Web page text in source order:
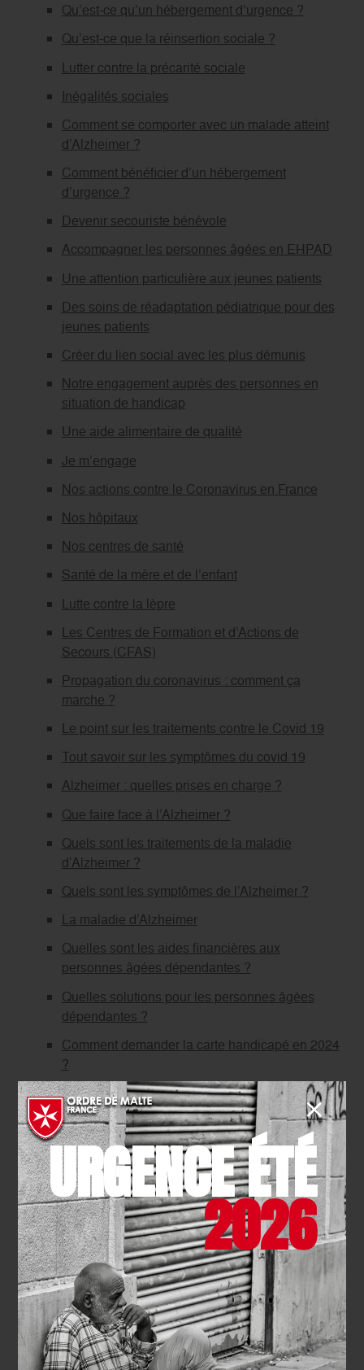
Qu’est-ce qu’un hébergement d’urgence ?
Qu’est-ce que la réinsertion sociale ?
Lutter contre la précarité sociale
Inégalités sociales
Comment se comporter avec un malade atteint
d’Alzheimer ?
Comment bénéficier d’un hébergement
d’urgence ?
Devenir secouriste bénévole
Accompagner les personnes âgées en EHPAD
Une attention particulière aux jeunes patients
Des soins de réadaptation pédiatrique pour des
jeunes patients
Créer du lien social avec les plus démunis
Notre engagement auprès des personnes en
situation de handicap
Une aide alimentaire de qualité
Je m’engage
Nos actions contre le Coronavirus en France
Nos hôpitaux
Nos centres de santé
Santé de la mère et de l’enfant
Lutte contre la lèpre
Les Centres de Formation et d’Actions de
Secours (CFAS)
Propagation du coronavirus : comment ça
marche ?
Le point sur les traitements contre le Covid 19
Tout savoir sur les symptômes du covid 19
Alzheimer : quelles prises en charge ?
Que faire face à l’Alzheimer ?
Quels sont les traitements de la maladie
d’Alzheimer ?
Quels sont les symptômes de l’Alzheimer ?
La maladie d’Alzheimer
Quelles sont les aides financières aux
personnes âgées dépendantes ?
Quelles solutions pour les personnes âgées
dépendantes ?
Comment demander la carte handicapé en 2024
?
Handicap physique : zoom sur cette incapacité
motrice
Quels sont les 6 différents types de handicap ?
Quelle est la différence entre invalidité et
handicap ?
Quels sont les différents types d’autisme ?
Retrouvez-nous sur les réseaux sociaux
Quels sont les symptômes de l’autisme ?
Comment diagnostiquer l’autisme ?
Quels sont les handicaps reconnus ?
Le témoignage d’une jeune adolescente de 15
URGENCE ÉTÉ
2026